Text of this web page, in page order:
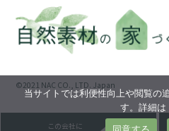
この会社に
©︎2021 NAC CO., LTD. Japan
当サイトでは利便性向上や閲覧の
す。詳細は
同意する